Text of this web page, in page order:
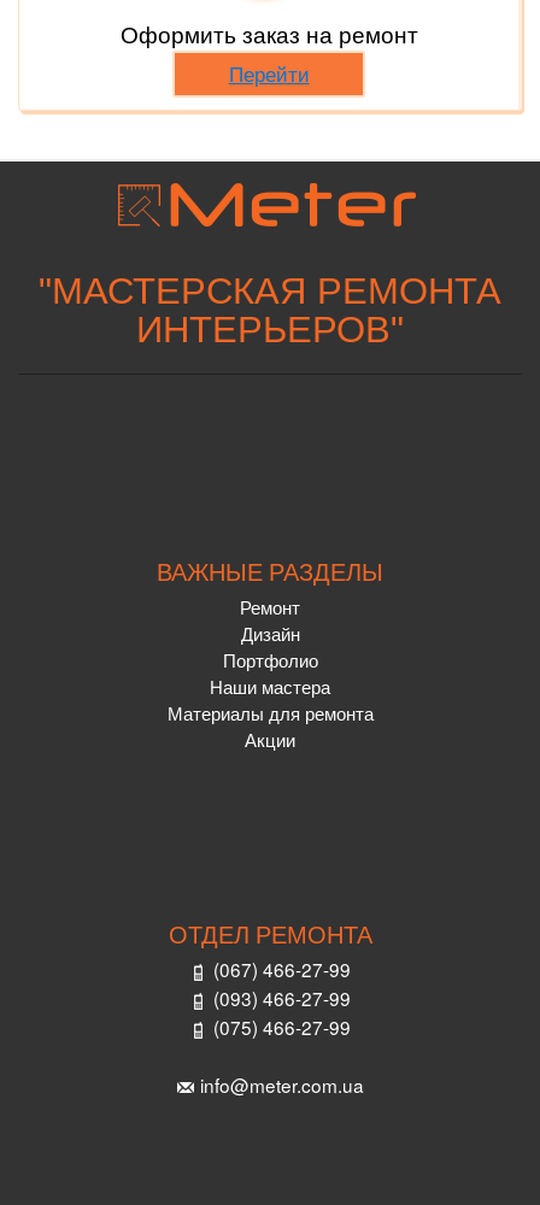
Оформить заказ на ремонт
Перейти
"МАСТЕРСКАЯ РЕМОНТА
ИНТЕРЬЕРОВ"
ВАЖНЫЕ РАЗДЕЛЫ
Ремонт
Дизайн
Портфолио
Наши мастера
Материалы для ремонта
Акции
ОТДЕЛ РЕМОНТА
(067) 466-27-99
(093) 466-27-99
(075) 466-27-99
info@meter.com.ua